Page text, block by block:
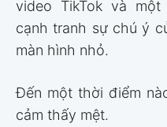
video TikTok và
cạnh tranh sự chú ý
màn hình nhỏ.
Đến một thời điểm
cảm thấy mệt.